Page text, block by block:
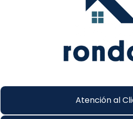
Atención al